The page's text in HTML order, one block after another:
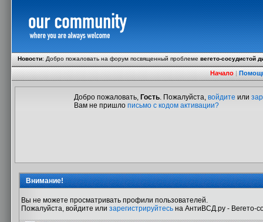
Новости:Добро пожаловать на форум посвященный проблемевегето-сосудистой
Начало|
Добро пожаловать, Гость. Пожалуйста, войдите или
Вам не пришло письмо с кодом активации?
Внимание!
Вы не можете просматривать профили пользователей.
Пожалуйста, войдите или зарегистрируйтесь на АнтиВСД.ру - Вегето-